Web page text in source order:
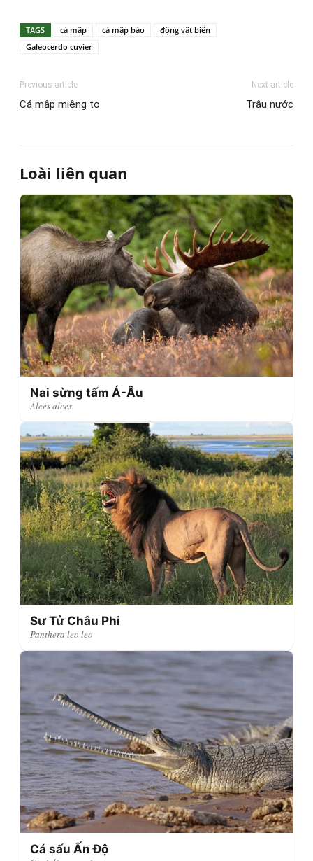
TAGS cá mập cá mập báo
động vật biển
Galeocerdo cuvier
Previous article
Cá mập miệng to
Next article
Trâu nước
Loài liên quan
Nai sừng tấm Á-Âu
Alces alces
Sư Tử Châu Phi
Panthera leo leo
Cá sấu Ấn Độ